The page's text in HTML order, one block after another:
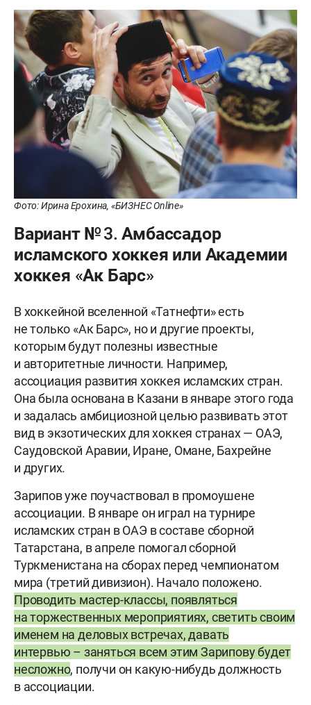
Фото: Ирина Ерохина, «БИЗНЕС Online»
Вариант № 3. Амбассадор
исламского хоккея или Академии
хоккея «Ак Барс»
В хоккейной вселенной «Татнефти» есть
не только «Ак Барс», но и другие проекты,
которым будут полезны известные
и авторитетные личности. Например,
ассоциация развития хоккея исламских стран.
Она была основана в Казани в январе этого года
и задалась амбициозной целью развивать этот
вид в экзотических для хоккея странах — ОАЭ,
Саудовской Аравии, Иране, Омане, Бахрейне
и других.
Зарипов уже поучаствовал в промоушене
ассоциации. В январе он играл на турнире
исламских стран в ОАЭ в составе сборной
Татарстана, в апреле помогал сборной
Туркменистана на сборах перед чемпионатом
мира (третий дивизион). Начало положено.
Проводить мастер-классы, появляться
на торжественных мероприятиях, светить своим
именем на деловых встречах, давать
интервью – заняться всем этим Зарипову будет
несложно, получи он какую-нибудь должность
в ассоциации.